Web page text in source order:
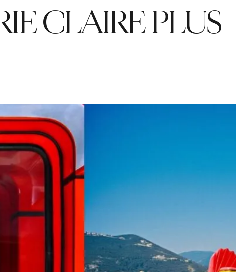
CLAIRE PLUS